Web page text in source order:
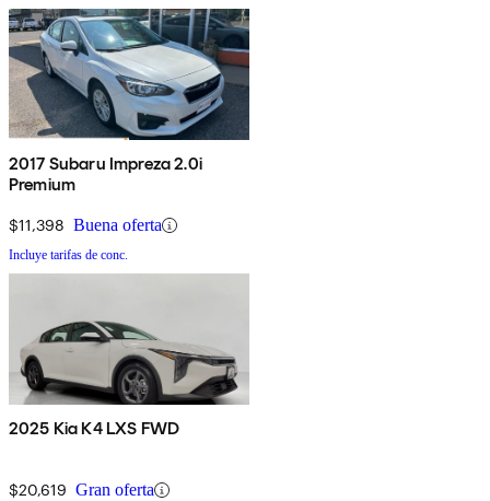
2017 Subaru Impreza 2.0i
Premium
$11,398 Buena oferta
Incluye tarifas de conc.
2025 Kia K4 LXS FWD
$20,619 Gran oferta